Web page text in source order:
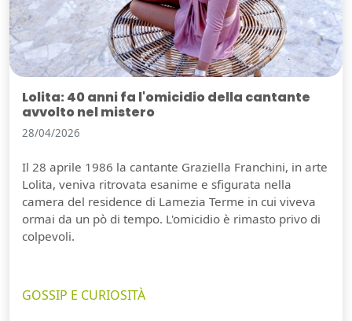
Lolita: 40 anni fa l'omicidio della cantante
avvolto nel mistero
28/04/2026
Il 28 aprile 1986 la cantante Graziella Franchini, in arte
Lolita, veniva ritrovata esanime e sfigurata nella
camera del residence di Lamezia Terme in cui viveva
ormai da un pò di tempo. L'omicidio è rimasto privo di
colpevoli.
GOSSIP E CURIOSITÀ